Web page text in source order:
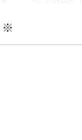
※